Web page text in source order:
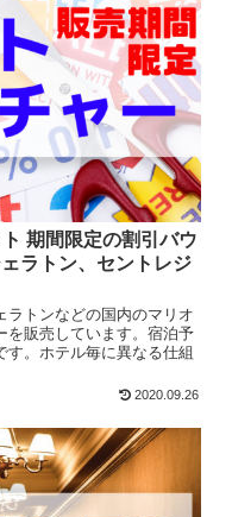
期間限定の割引バウ
ラトン、セントレジ
ラトンなどの国内のマリオ
を販売しています。宿泊予
す。ホテル毎に異なる仕組
2020.09.26